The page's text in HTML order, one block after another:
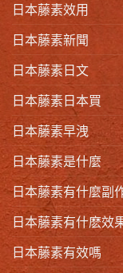
日本藤素效用
日本藤素新聞
日本藤素日文
日本藤素日本買
日本藤素早洩
日本藤素是什麼
日本藤素有什麼副
日本藤素有什麽效
日本藤素有效嗎